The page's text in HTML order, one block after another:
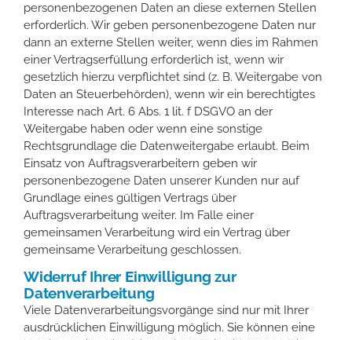
personenbezogenen Daten an diese externen Stellen
erforderlich. Wir geben personenbezogene Daten nur
dann an externe Stellen weiter, wenn dies im Rahmen
einer Vertragserfüllung erforderlich ist, wenn wir
gesetzlich hierzu verpflichtet sind (z. B. Weitergabe von
Daten an Steuerbehörden), wenn wir ein berechtigtes
Interesse nach Art. 6 Abs. 1 lit. f DSGVO an der
Weitergabe haben oder wenn eine sonstige
Rechtsgrundlage die Datenweitergabe erlaubt. Beim
Einsatz von Auftragsverarbeitern geben wir
personenbezogene Daten unserer Kunden nur auf
Grundlage eines gültigen Vertrags über
Auftragsverarbeitung weiter. Im Falle einer
gemeinsamen Verarbeitung wird ein Vertrag über
gemeinsame Verarbeitung geschlossen.
Widerruf Ihrer Einwilligung zur
Datenverarbeitung
Viele Datenverarbeitungsvorgänge sind nur mit Ihrer
ausdrücklichen Einwilligung möglich. Sie können eine